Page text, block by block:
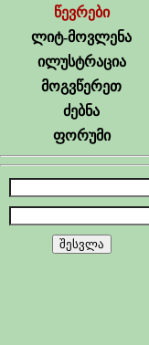
წევრები
ლიტ-მოვლენა
ილუსტრაცია
მოგვწერეთ
ძებნა
ფორუმი